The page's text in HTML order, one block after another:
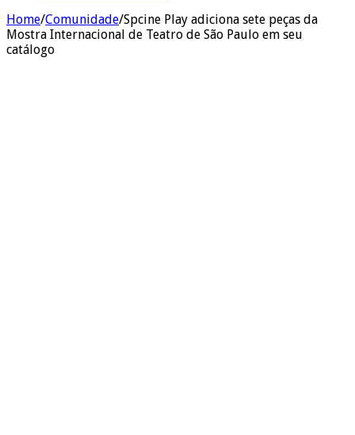
Home/Comunidade/Spcine Play adiciona sete peças da
Mostra Internacional de Teatro de São Paulo em seu
catálogo